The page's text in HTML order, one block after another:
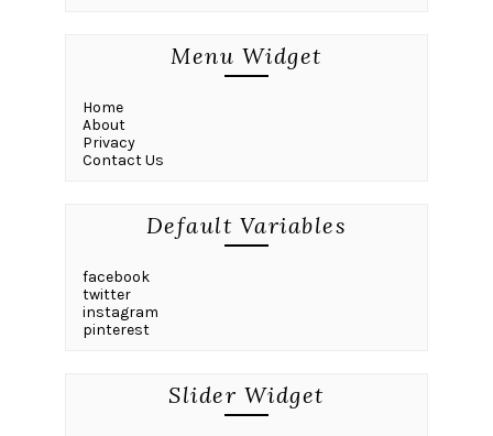
Menu Widget
Home
About
Privacy
Contact Us
Default Variables
facebook
twitter
instagram
pinterest
Slider Widget